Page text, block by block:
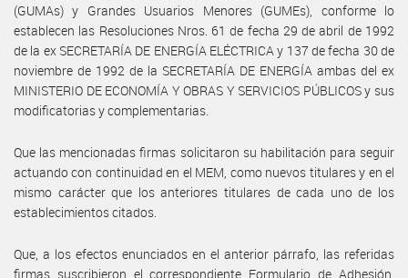
(GUMAs) y Grandes Usuarios Menores (GUMEs), conforme lo
establecen las Resoluciones Nros. 61 de fecha 29 de abril de 1992
de la ex SECRETARÍA DE ENERGÍA ELÉCTRICA y 137 de fecha 30 de
noviembre de 1992 de la SECRETARÍA DE ENERGÍA ambas del ex
MINISTERIO DE ECONOMÍA Y OBRAS Y SERVICIOS PÚBLICOS y sus
modificatorias y complementarias.
Que las mencionadas firmas solicitaron su habilitación para seguir
actuando con continuidad en el MEM, como nuevos titulares y en el
mismo carácter que los anteriores titulares de cada uno de los
establecimientos citados.
Que, a los efectos enunciados en el anterior párrafo, las referidas
firmas suscribieron el correspondiente Formulario de Adhesión,